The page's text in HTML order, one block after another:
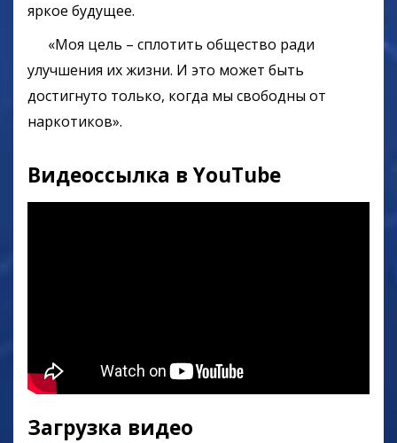
яркое будущее.
«Моя цель – сплотить общество ради
улучшения их жизни. И это может быть
достигнуто только, когда мы свободны от
наркотиков».
Видеоссылка в YouTube
Загрузка видео